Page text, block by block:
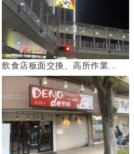
飲食店板面交換、高所作業...